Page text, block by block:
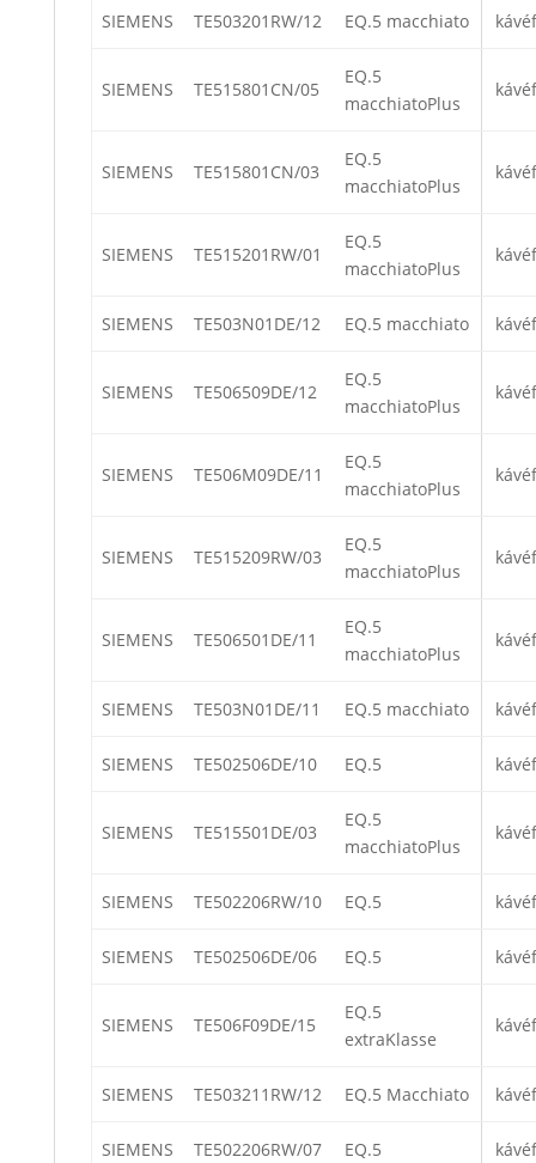
SIEMENS TE503201RW/12 EQ.5 macchiato
SIEMENS TE515801CN/05
EQ.5
macchiatoPlus
SIEMENS TE515801CN/03
EQ.5
macchiatoPlus
SIEMENS TE515201RW/01
EQ.5
macchiatoPlus
SIEMENS TE503N01DE/12 EQ.5 macchiato
SIEMENS TE506509DE/12
EQ.5
macchiatoPlus
SIEMENS TE506M09DE/11
EQ.5
macchiatoPlus
SIEMENS TE515209RW/03
EQ.5
macchiatoPlus
SIEMENS TE506501DE/11
EQ.5
macchiatoPlus
SIEMENS TE503N01DE/11 EQ.5 macchiato
SIEMENS TE502506DE/10 EQ.5
SIEMENS TE515501DE/03
EQ.5
macchiatoPlus
SIEMENS TE502206RW/10 EQ.5
SIEMENS TE502506DE/06 EQ.5
SIEMENS TE506F09DE/15
EQ.5
extraKlasse
SIEMENS TE503211RW/12 EQ.5 Macchiato
SIEMENS TE502206RW/07 EQ.5